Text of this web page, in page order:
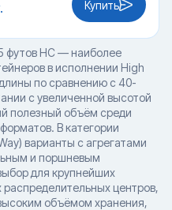
Купить
футов HC — наиболее
в исполнении High
по сравнению с 40-
с увеличенной высотой
полезный объём среди
В категории
варианты с агрегатами
и поршневым
для крупнейших
центров,
объёмом хранения,